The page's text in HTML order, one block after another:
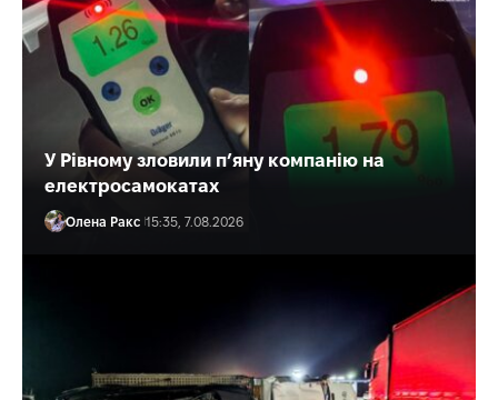
У Рівному зловили п’яну компанію на
електросамокатах
Олена Ракс 15:35, 7.08.2026